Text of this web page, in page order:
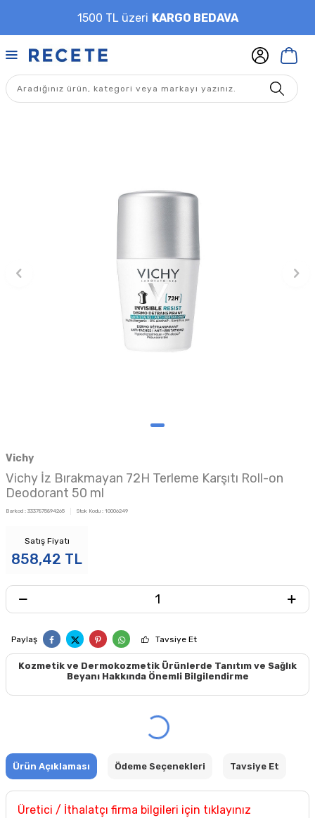
1500 TL üzeri KARGO BEDAVA
Vichy
Vichy İz Bırakmayan 72H Terleme Karşıtı Roll-on
Deodorant 50 ml
Barkod : 3337875894265 Stok Kodu : 10006249
Satış Fiyatı
858,42 TL
Paylaş Tavsiye Et
Kozmetik ve Dermokozmetik Ürünlerde Tanıtım ve Sağlık
Beyanı Hakkında Önemli Bilgilendirme
Ürün Açıklaması Ödeme Seçenekleri Tavsiye Et
Üretici / İthalatçı firma bilgileri için tıklayınız